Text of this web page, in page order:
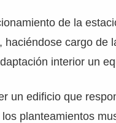
de la
haciéndose cargo de
interior un
un edificio que
planteamientos